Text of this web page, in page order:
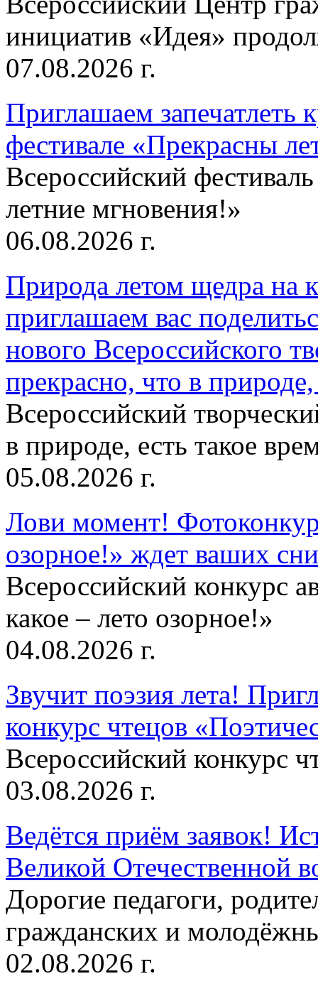
инициатив «Идея»
07.08.2026 г.
Приглашаем запечатлеть
фестивале «Прекрасны
Всероссийский
летние мгновения!»
06.08.2026 г.
Природа летом щедра на
приглашаем вас
нового Всероссийского
прекрасно, что в
Всероссийский
в природе, есть такое
05.08.2026 г.
Лови момент!
озорное!» ждет ваших
Всероссийский конкурс
какое – лето озорное!»
04.08.2026 г.
Звучит поэзия лета!
конкурс чтецов
Всероссийский конкурс
03.08.2026 г.
Ведётся приём заявок!
Великой Отечественной
Дорогие педагоги,
гражданских и
02.08.2026 г.